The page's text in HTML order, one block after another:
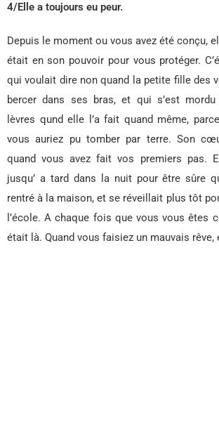
4/Elle a toujours eu peur.
Depuis le moment ou vous avez été conçu,
était en son pouvoir pour vous protéger.
qui voulait dire non quand la petite fille des
bercer dans ses bras, et qui s’est mordu
lèvres qund elle l’a fait quand même,
vous auriez pu tomber par terre. Son
quand vous avez fait vos premiers pas.
jusqu’ a tard dans la nuit pour être sûre
rentré à la maison, et se réveillait plus tôt
l’école. A chaque fois que vous vous êtes
était là. Quand vous faisiez un mauvais rêve,